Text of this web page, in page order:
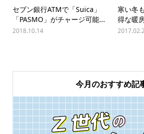
セブン銀行ATMで「Suica」
「PASMO」がチャージ可能...
2018.10.14
寒い冬
得な暖
今月のおすすめ記